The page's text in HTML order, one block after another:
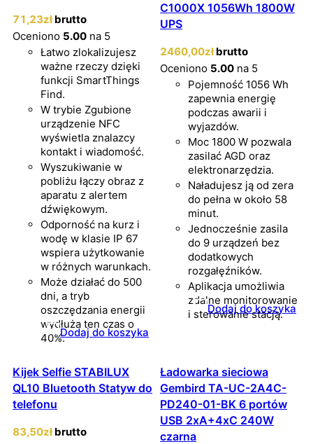
71,23zł brutto
Oceniono 5.00 na 5
Łatwo zlokalizujesz
ważne rzeczy dzięki
funkcji SmartThings
Find.
W trybie Zgubione
urządzenie NFC
wyświetla znalazcy
kontakt i wiadomość.
Wyszukiwanie w
pobliżu łączy obraz z
aparatu z alertem
dźwiękowym.
Odporność na kurz i
wodę w klasie IP 67
wspiera użytkowanie
w różnych warunkach.
Może działać do 500
dni, a tryb
oszczędzania energii
wydłuża ten czas o
40%.Dodaj do koszyka
C1000X 1056Wh 1800W
UPS
2460,00zł brutto
Oceniono 5.00 na 5
Pojemność 1056 Wh
zapewnia energię
podczas awarii i
wyjazdów.
Moc 1800 W pozwala
zasilać AGD oraz
elektronarzędzia.
Naładujesz ją od zera
do pełna w około 58
minut.
Jednocześnie zasila
do 9 urządzeń bez
dodatkowych
rozgałęźników.
Aplikacja umożliwia
zdalne monitorowanie
i sterowanie stacją.
Dodaj do koszyka
Kijek Selfie STABILUX
QL10 Bluetooth Statyw do
telefonu
83,50zł brutto
Ładowarka sieciowa
Gembird TA-UC-2A4C-
PD240-01-BK 6 portów
USB 2xA+4xC 240W
czarna